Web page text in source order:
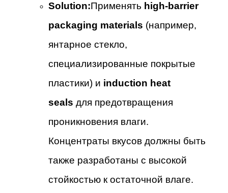
Solution:Применять high-barrier
packaging materials (например,
янтарное стекло,
специализированные покрытые
пластики) и induction heat
seals для предотвращения
проникновения влаги.
Концентраты вкусов должны быть
также разработаны с высокой
стойкостью к остаточной влаге.